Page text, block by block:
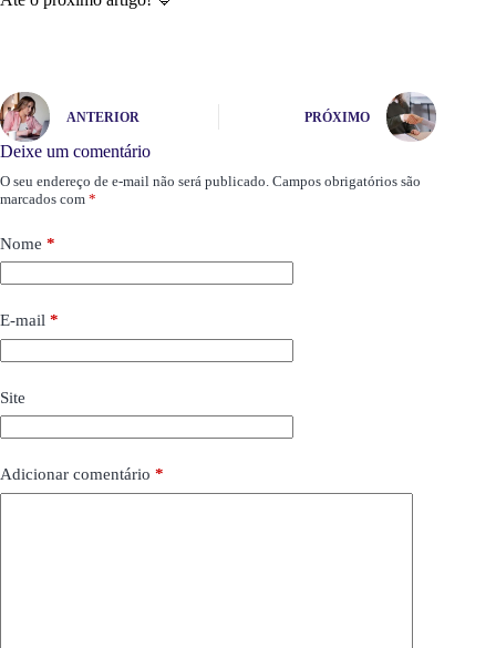
ANTERIOR PRÓXIMO
Deixe um comentário
O seu endereço de e-mail não será publicado. Campos obrigatórios são
marcados com *
Nome *
E-mail *
Site
Adicionar comentário *